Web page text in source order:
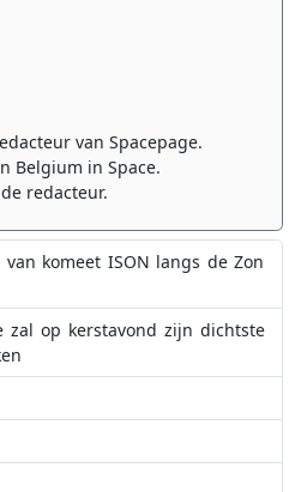
van Spacepage.
Belgium in Space.
redacteur.
komeet ISON langs de Zon
zal op kerstavond zijn dichtste